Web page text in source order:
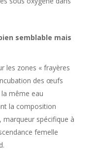
semblable mais
les zones « frayères
des œufs
même eau
la composition
marqueur spécifique à
femelle